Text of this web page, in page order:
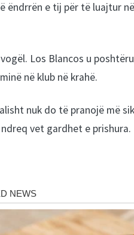
ëndrrën e tij për të luajtur
Los Blancos u
në klub në krahë.
nuk do të pranojë më
vet gardhet e prishura.